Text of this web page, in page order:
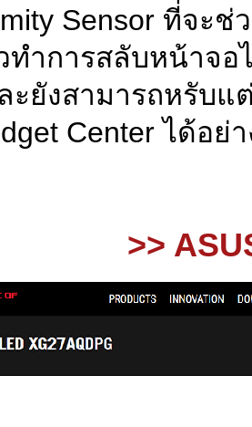
Sensor ที่จะ
ำการสลับหน้าจอ
ะยังสามารถหรับแ
Center ได้อย่
>>